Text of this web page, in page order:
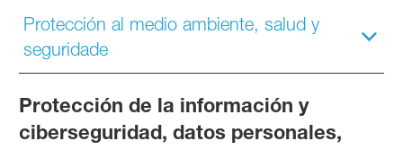
Protección al medio ambiente, salud y
seguridade
Protección de la información y
ciberseguridad, datos personales,